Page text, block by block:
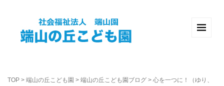
TOP > 端山の丘こども園 > 端山の丘こども園ブログ > 心を一つに！（ゆり、